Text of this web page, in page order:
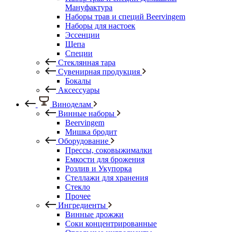
Мануфактура
Наборы трав и специй Beervingem
Наборы для настоек
Эссенции
Щепа
Специи
Стеклянная тара
Сувенирная продукция
Бокалы
Аксессуары
Виноделам
Винные наборы
Beervingem
Мишка бродит
Оборудование
Прессы, соковыжималки
Емкости для брожения
Розлив и Укупорка
Стеллажи для хранения
Стекло
Прочее
Ингредиенты
Винные дрожжи
Соки концентрированные